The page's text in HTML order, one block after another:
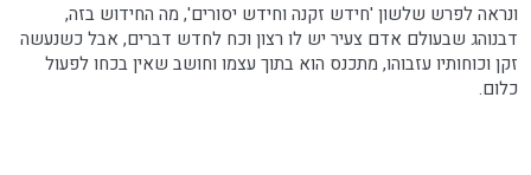
ונראה לפרש שלשון 'חידש זקנה וחידש יסורים', מה החידוש בזה,
דבנוהג שבעולם אדם צעיר יש לו רצון וכח לחדש דברים, אבל כשנעשה
זקן וכוחותיו עזבוהו, מתכנס הוא בתוך עצמו וחושב שאין בכחו לפעול
כלום.